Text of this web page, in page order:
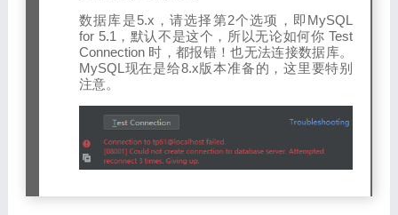
数据库是5.x，请选择第2个选项，即MySQL
for 5.1，默认不是这个，所以无论如何你 Test
Connection 时，都报错！也无法连接数据库。
MySQL现在是给8.x版本准备的，这里要特别
注意。